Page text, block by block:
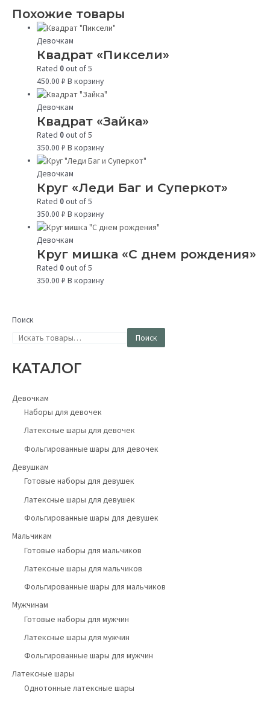
Поиск
Поиск
КАТАЛОГ
Девочкам
Наборы для девочек
Латексные шары для девочек
Фольгированные шары для девочек
Девушкам
Готовые наборы для девушек
Латексные шары для девушек
Фольгированные шары для девушек
Мальчикам
Готовые наборы для мальчиков
Латексные шары для мальчиков
Фольгированные шары для мальчиков
Мужчинам
Готовые наборы для мужчин
Латексные шары для мужчин
Фольгированные шары для мужчин
Латексные шары
Однотонные латексные шары
Похожие товары
Девочкам
Квадрат «Пиксели»
Rated0out of 5
450.00₽ В корзину
Девочкам
Квадрат «Зайка»
Rated0out of 5
350.00₽ В корзину
Девочкам
Круг «Леди Баг и Суперкот»
Rated0out of 5
350.00₽ В корзину
Девочкам
Круг мишка «С днем рождения»
Rated0out of 5
350.00₽ В корзину